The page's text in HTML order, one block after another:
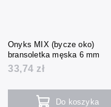
Onyks MIX (bycze oko)
bransoletka męska 6 mm
33,74 zł
Do koszyka